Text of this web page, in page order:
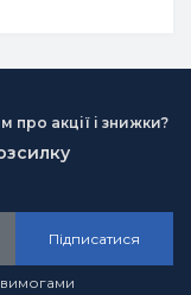
про акції і знижки?
Підписатися
вимогами